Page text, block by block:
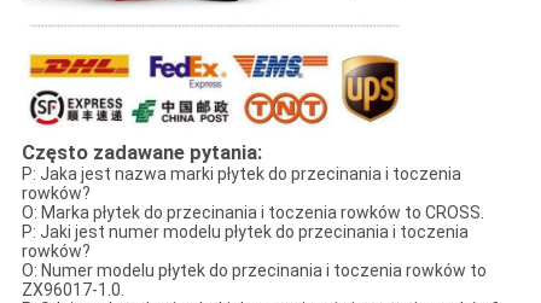
Często zadawane pytania:
P: Jaka jest nazwa marki płytek do przecinania i toczenia
rowków?
O: Marka płytek do przecinania i toczenia rowków to CROSS.
P: Jaki jest numer modelu płytek do przecinania i toczenia
rowków?
O: Numer modelu płytek do przecinania i toczenia rowków to
ZX96017-1.0.